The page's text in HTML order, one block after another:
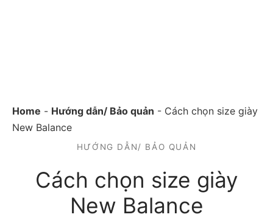
Home - Hướng dẫn/ Bảo quản - Cách chọn size giày
New Balance
HƯỚNG DẪN/ BẢO QUẢN
Cách chọn size giày
New Balance